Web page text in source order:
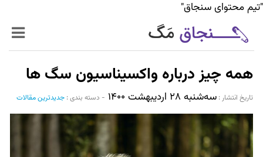
"تیم محتوای سنجاق"
زنده‌تر
حرفه‌ای‌تر
سیر تا پیاز خدمات
World Mag
همه چیز درباره واکسیناسیون سگ ها
تاریخ انتشار :‌ سه‌شنبه ۲۸ اردیبهشت ۱۴۰۰ - دسته بندی : جدیدترین مقالات